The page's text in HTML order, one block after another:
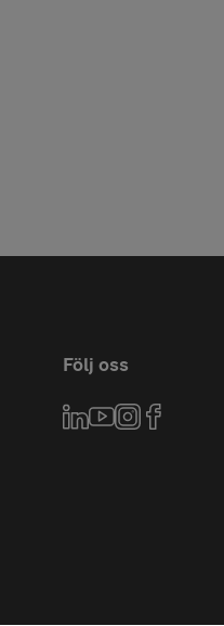
Följ oss